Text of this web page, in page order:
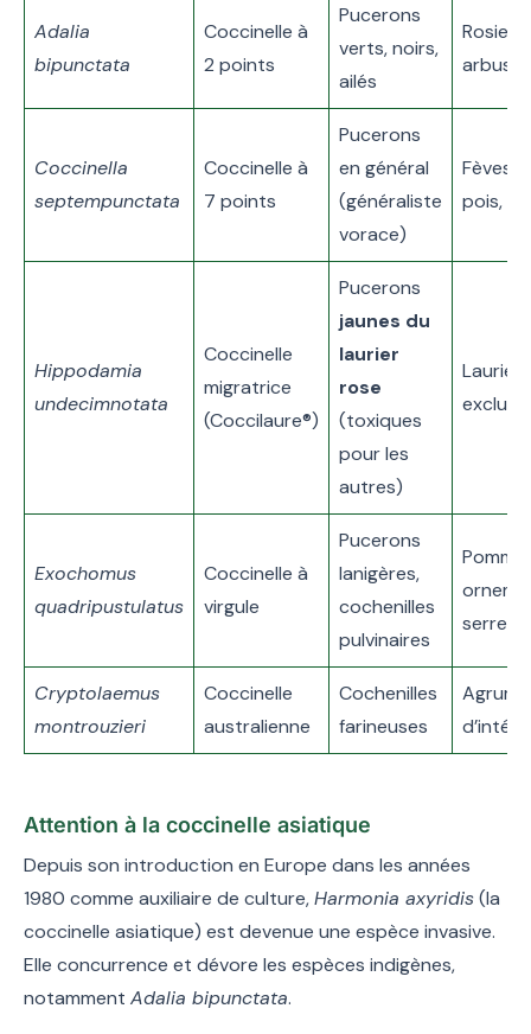
Adalia
bipunctata
Coccinelle à
2 points
Pucerons
verts, noirs,
ailés
Coccinella
septempunctata
Coccinelle à
7 points
Pucerons
en général
(généraliste
vorace)
Fèves,
pois,
Hippodamia
undecimnotata
Coccinelle
migratrice
(Coccilaure®)
Pucerons
jaunes du
laurier
rose
(toxiques
pour les
autres)
Laurier
Exochomus
quadripustulatus
Coccinelle à
virgule
Pucerons
lanigères,
cochenilles
pulvinaires
serre
Cryptolaemus
montrouzieri
Coccinelle
australienne
Cochenilles
farineuses
Attention à la coccinelle asiatique
Depuis son introduction en Europe dans les années
1980 comme auxiliaire de culture,Harmonia axyridis(la
coccinelle asiatique) est devenue une espèce invasive.
Elle concurrence et dévore les espèces indigènes,
notamment Adalia bipunctata.